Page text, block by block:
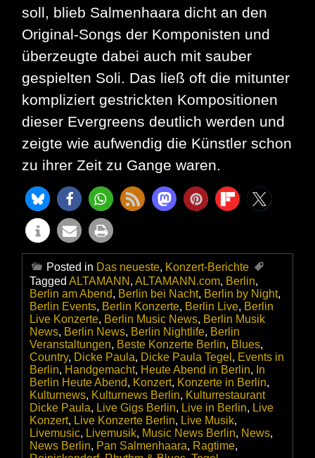
soll, blieb Salmenhaara dicht an den
Original-Songs der Komponisten und
überzeugte dabei auch mit sauber
gespielten Soli. Das ließ oft die mitunter
kompliziert gestrickten Kompositionen
dieser Evergreens deutlich werden und
zeigte wie aufwendig die Künstler schon
zu ihrer Zeit zu Gange waren.
Posted in Das neueste, Konzert-Berichte
Tagged ALTAMANN , ALTAMANN.com, Berlin,
Berlin am Abend, Berlin bei Nacht, Berlin by Night,
Berlin Events, Berlin Konzerte, Berlin Live, Berlin
Live Konzerte, Berlin Music News, Berlin Musik
News, Berlin News, Berlin Nightlife, Berlin
Veranstaltungen, Beste Konzerte Berlin, Blues,
Country, Dicke Paula, Dicke Paula Tegel , Events in
Berlin, Handgemacht, Heute Abend in Berlin, In
Berlin Heute Abend, Konzert, Konzerte in Berlin,
Kulturnews, Kulturnews Berlin, Kulturrestaurant
Dicke Paula, Live Gigs Berlin, Live in Berlin, Live
Konzert, Live Konzerte Berlin, Live Musik,
Livemusic, Livemusik, Music News Berlin, News,
News Berlin, Pan Salmenhaara, Ragtime,